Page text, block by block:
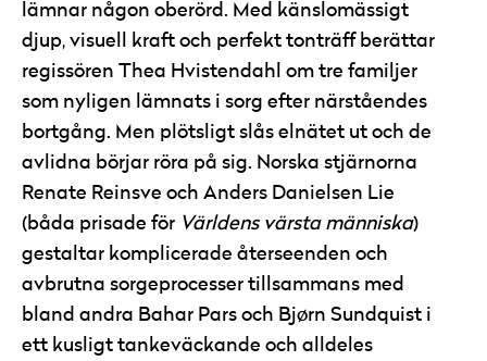
lämnar någon oberörd. Med känslomässigt
djup, visuell kraft och perfekt tonträff berättar
regissören Thea Hvistendahl om tre familjer
som nyligen lämnats i sorg efter närståendes
bortgång. Men plötsligt slås elnätet ut och de
avlidna börjar röra på sig. Norska stjärnorna
Renate Reinsve och Anders Danielsen Lie
(båda prisade för Världens värsta människa)
gestaltar komplicerade återseenden och
avbrutna sorgeprocesser tillsammans med
bland andra Bahar Pars och Bjørn Sundquist i
ett kusligt tankeväckande och alldeles